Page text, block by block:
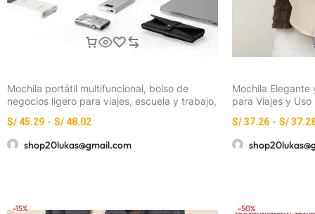
Mochila portátil multifuncional, bolso de
negocios ligero para viajes, escuela y trabajo,
S/45.29 - S/48.02
shop20lukas@gmail.com
Mochila Elegante
para Viajes y Uso
Cremallera y
Escapada de Fin
Mano)
S/37.26 - S/
-15% -50%